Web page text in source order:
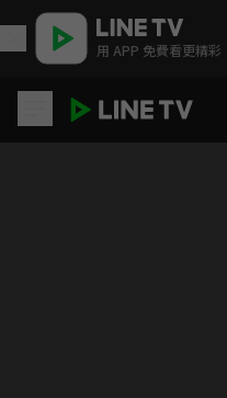
用 APP 免費看更精彩